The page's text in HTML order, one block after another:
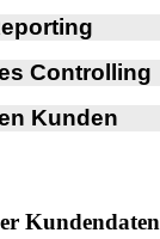
Controlling
Kunden
Kundendaten